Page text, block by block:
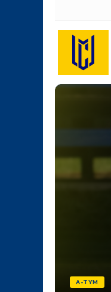
A-TYM